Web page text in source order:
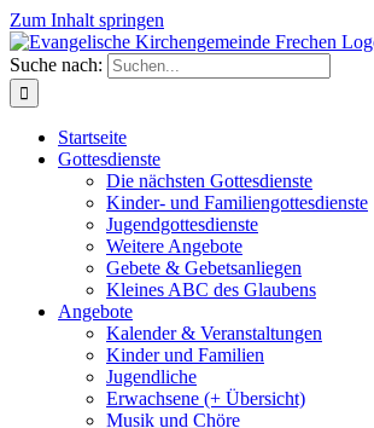
Zum Inhalt springen
Suche nach:
Startseite
Gottesdienste
Die nächsten Gottesdienste
Kinder- und Familiengottesdienste
Jugendgottesdienste
Weitere Angebote
Gebete & Gebetsanliegen
Kleines ABC des Glaubens
Angebote
Kalender & Veranstaltungen
Kinder und Familien
Jugendliche
Erwachsene (+ Übersicht)
Musik und Chöre